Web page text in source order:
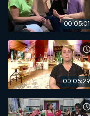
00:05:01
00:05:29